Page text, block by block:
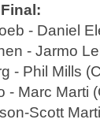
- Daniel
- Jarmo
- Phil Mills
- Marc Marti
Scott